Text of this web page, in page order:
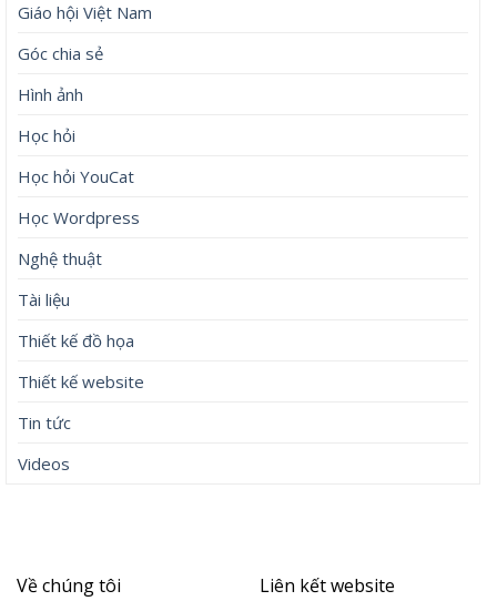
Giáo hội Việt Nam
Góc chia sẻ
Hình ảnh
Học hỏi
Học hỏi YouCat
Học Wordpress
Nghệ thuật
Tài liệu
Thiết kế đồ họa
Thiết kế website
Tin tức
Videos
Về chúng tôi Liên kết website